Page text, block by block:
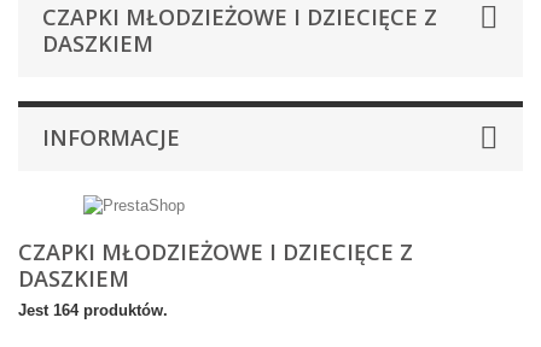
CZAPKI MŁODZIEŻOWE I DZIECIĘCE Z
DASZKIEM
INFORMACJE
CZAPKI MŁODZIEŻOWE I DZIECIĘCE Z
DASZKIEM
Jest 164 produktów.